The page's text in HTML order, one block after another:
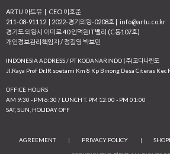
ARTU 아트유 | CEO 이호준
211-08-91112 | 2022-경기의왕-0208호 | info@artu.co.kr
경기도 의왕시 이미로 40 인덕원IT밸리 (C동107호)
개인정보관리책임자 / 정길영 박보민
INDONESIA ADDRESS / PT KODANARINDO (주)코다나린도
JI.Raya Prof Dr.IR soetami Km 8 Kp Binong Desa Citeras
OFFICE HOURS
AM 9:30 - PM 6:30 / LUNCH T. PM 12:00 - PM 01:00
SAT, SUN, HOLIDAY OFF
AGREEMENT | PRIVACY POLICY |